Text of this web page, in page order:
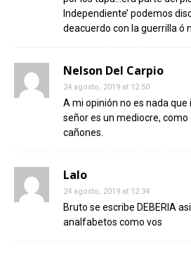
Independiente’ podemos
deacuerdo con la guerrilla ó
Nelson Del Carpio
24 agosto, 2019 at 12:50
A mi opinión no es nada
señor es un mediocre,
cañones.
Lalo
24 agosto, 2019 at 12:34
Bruto se escribe DEBERIA
analfabetos como vos